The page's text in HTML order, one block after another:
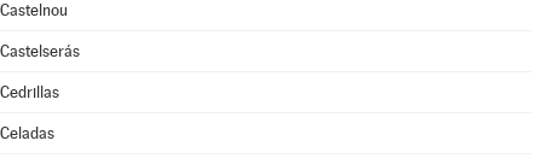
Castelnou
Castelserás
Cedrillas
Celadas